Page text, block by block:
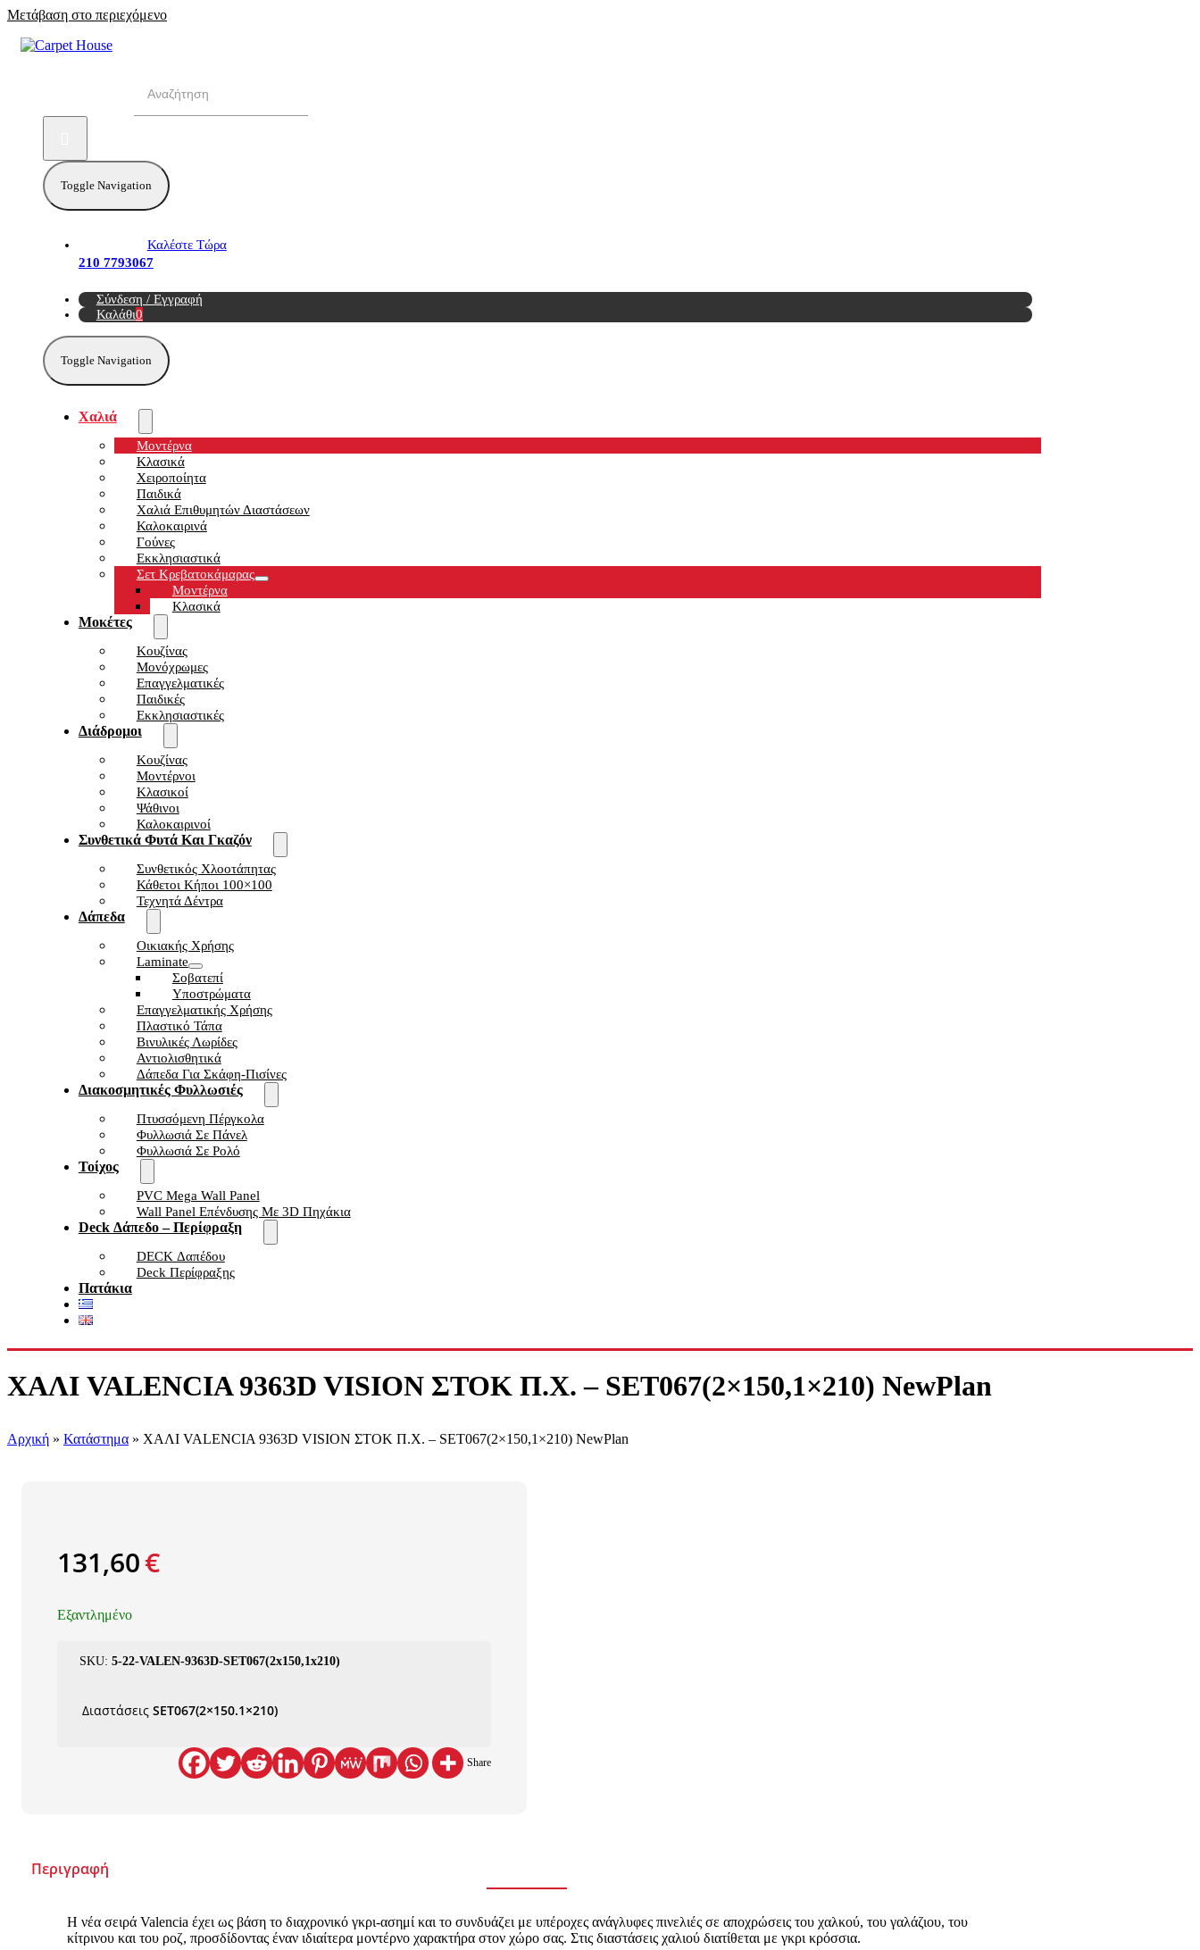
Μετάβαση στο περιεχόμενο
Toggle Navigation
Καλέστε Τώρα
210 7793067
Σύνδεση / Εγγραφή
Καλάθι0
Toggle Navigation
Χαλιά
Μοντέρνα
Κλασικά
Χειροποίητα
Παιδικά
Χαλιά Επιθυμητών Διαστάσεων
Καλοκαιρινά
Γούνες
Εκκλησιαστικά
Σετ Κρεβατοκάμαρας
Μοντέρνα
Κλασικά
Μοκέτες
Κουζίνας
Μονόχρωμες
Επαγγελματικές
Παιδικές
Εκκλησιαστικές
Διάδρομοι
Κουζίνας
Μοντέρνοι
Κλασικοί
Ψάθινοι
Καλοκαιρινοί
Συνθετικά Φυτά Και Γκαζόν
Συνθετικός Χλοοτάπητας
Κάθετοι Κήποι 100×100
Τεχνητά Δέντρα
Δάπεδα
Οικιακής Χρήσης
Laminate
Σοβατεπί
Υποστρώματα
Επαγγελματικής Χρήσης
Πλαστικό Τάπα
Βινυλικές Λωρίδες
Αντιολισθητικά
Δάπεδα Για Σκάφη-Πισίνες
Διακοσμητικές Φυλλωσιές
Πτυσσόμενη Πέργκολα
Φυλλωσιά Σε Πάνελ
Φυλλωσιά Σε Ρολό
Τοίχος
PVC Mega Wall Panel
Wall Panel Επένδυσης Με 3D Πηχάκια
Deck Δάπεδο – Περίφραξη
DECK Δαπέδου
Deck Περίφραξης
Πατάκια
XΑΛΙ VALENCIA 9363D VISION ΣΤΟΚ Π.Χ. – SET067(2×150,1×210) NewPlan
Αρχική » Κατάστημα » XΑΛΙ VALENCIA 9363D VISION ΣΤΟΚ Π.Χ. – SET067(2×150,1×210) NewPlan
131,60€
Εξαντλημένο
SKU: 5-22-VALEN-9363D-SET067(2x150,1x210)
Διαστάσεις SET067(2×150.1×210)
Share
Περιγραφή
Η νέα σειρά Valencia έχει ως βάση το διαχρονικό γκρι-ασημί και το συνδυάζει με υπέροχες ανάγλυφες πινελιές σε αποχρώσεις του χαλκού, του γαλάζιου, του
κίτρινου και του ροζ, προσδίδοντας έναν ιδιαίτερα μοντέρνο χαρακτήρα στον χώρο σας. Στις διαστάσεις χαλιού διατίθεται με γκρι κρόσσια.